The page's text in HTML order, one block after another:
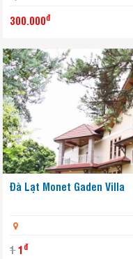
300.000đ
Đà Lạt Monet Gaden Villa
11 đ